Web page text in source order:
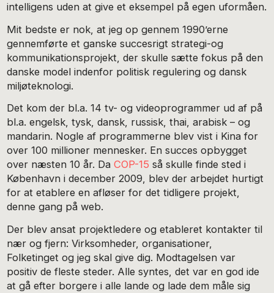
intelligens uden at give et eksempel på egen uformåen.
Mit bedste er nok, at jeg op gennem 1990’erne
gennemførte et ganske succesrigt strategi-og
kommunikationsprojekt, der skulle sætte fokus på den
danske model indenfor politisk regulering og dansk
miljøteknologi.
Det kom der bl.a. 14 tv- og videoprogrammer ud af på
bl.a. engelsk, tysk, dansk, russisk, thai, arabisk – og
mandarin. Nogle af programmerne blev vist i Kina for
over 100 millioner mennesker. En succes opbygget
over næsten 10 år. DaCOP-15 så skulle finde sted i
København i december 2009, blev der arbejdet hurtigt
for at etablere en afløser for det tidligere projekt,
denne gang på web.
Der blev ansat projektledere og etableret kontakter til
nær og fjern: Virksomheder, organisationer,
Folketinget og jeg skal give dig. Modtagelsen var
positiv de fleste steder. Alle syntes, det var en god ide
at gå efter borgere i alle lande og lade dem måle sig